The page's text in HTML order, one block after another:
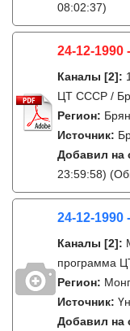
08:02:37)
24-12-1990
Каналы [2]:
ЦТ СССР /
Регион:
Источник:
Добавил на
23:59:58)
24-12-1990
Каналы [2]:
программа
Регион:
Источник:
Добавил на